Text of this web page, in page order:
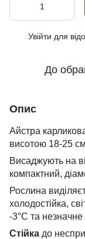
Увійти для
До
Опис
Айстра
висотою 18-25
Висаджують на
компактний,
Рослина
холодостійка,
-3°С та незначне
Стійка до